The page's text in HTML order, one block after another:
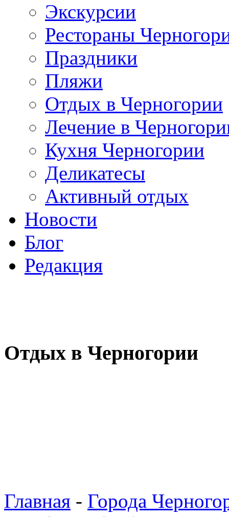
Экскурсии
Рестораны
Праздники
Пляжи
Отдых в Черногории
Лечение в
Кухня Черногории
Деликатесы
Активный отдых
Новости
Блог
Редакция
Отдых в Черногории
Главная - Города